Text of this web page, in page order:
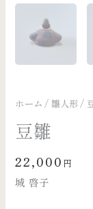
ホーム / 雛人形 /
豆雛
22,000 円
城 啓子